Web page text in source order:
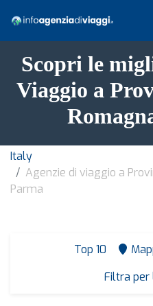
Scopri le
Viaggio a
Italy
Agenzie di viaggio a
Parma
Top 10
Filtra per